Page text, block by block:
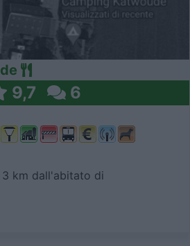
9,7 6
3 km dall'abitato di